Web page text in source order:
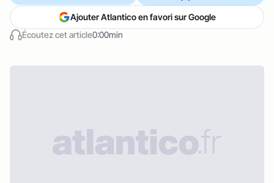
Écoutez cet article0:00min
Ajouter Atlantico en favori sur Google